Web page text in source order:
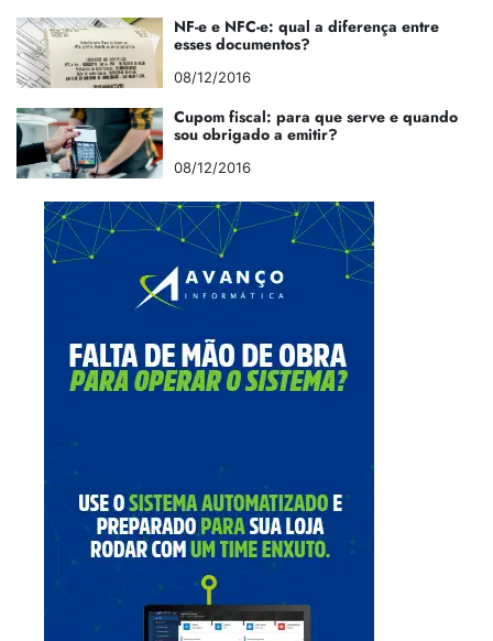
NF-e e NFC-e: qual a diferença entre
esses documentos?
08/12/2016
Cupom fiscal: para que serve e quando
sou obrigado a emitir?
08/12/2016